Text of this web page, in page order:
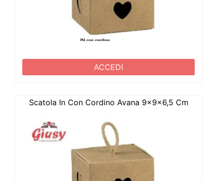
ACCEDI
Scatola In Con Cordino Avana 9x9x6,5 Cm